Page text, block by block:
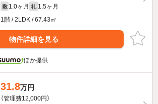
敷 1.0ヶ月 礼 1.5ヶ月
1階 / 2LDK / 67.43㎡
物件詳細を見る
ほか提供
31.8万円
（管理費12,000円）